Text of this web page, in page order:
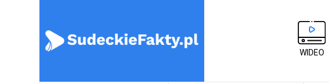
WIDEO